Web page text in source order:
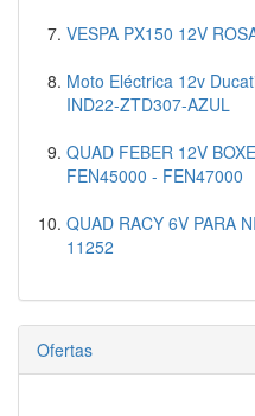
VESPA PX150 12V
Moto Eléctrica 12v
IND22-ZTD307-AZUL
QUAD FEBER 12V
FEN45000 - FEN47000
QUAD RACY 6V PARA
11252
Ofertas